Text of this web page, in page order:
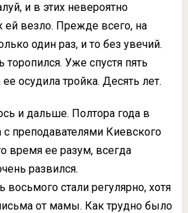
и в этих невероятно
ей везло. Прежде всего, на
один раз, и то без увечий.
Уже спустя пять
осудила тройка. Десять лет.
и дальше. Полтора года в
преподавателями Киевского
время ее разум, всегда
развился.
стали регулярно, хотя
от мамы. Как трудно было